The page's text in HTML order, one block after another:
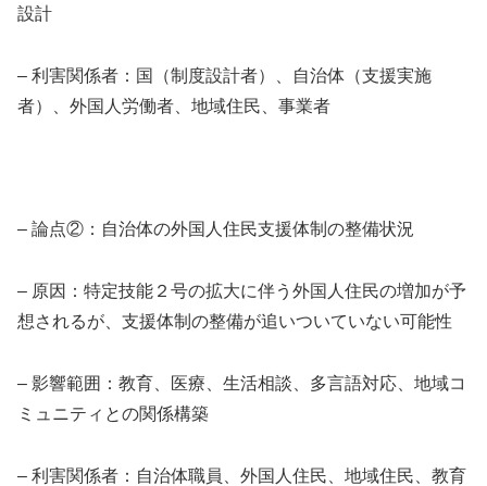
設計
– 利害関係者：国（制度設計者）、自治体（支援実施
者）、外国人労働者、地域住民、事業者
– 論点②：自治体の外国人住民支援体制の整備状況
– 原因：特定技能２号の拡大に伴う外国人住民の増加が予
想されるが、支援体制の整備が追いついていない可能性
– 影響範囲：教育、医療、生活相談、多言語対応、地域コ
ミュニティとの関係構築
– 利害関係者：自治体職員、外国人住民、地域住民、教育